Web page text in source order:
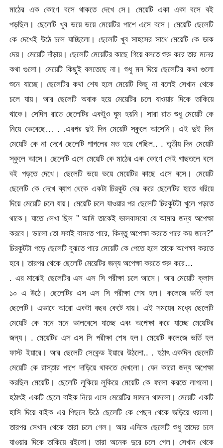
মাঠের এক কোণে বসে থাকতে দেখে সে। মেয়েটি একা একা বসে বই
পড়ছিল। ছেলেটি খুব ভয়ে ভয়ে মেয়েটির পাশে এসে বসে। মেয়েটি ছেলেটি
কে দেখেই উঠে চলে যাচ্ছিলো। ছেলেটি খুব সাহসের সাথে মেয়েটি কে ডাক
দেয়। মেয়েটি দাঁড়ায়। ছেলেটি মেয়েটির কাছে গিয়ে বলতে শুরু করে তার মনের
কথা গুলো। মেয়েটি কিছুই বলতেছে না। শুধু মন দিয়ে ছেলেটির কথা গুলো
শুনে যাচ্ছে। ছেলেটির কথা শেষ হলে মেয়েটি কিছু না বলেই সেখান থেকে
চলে যায়। আর ছেলেটি অবাক হয়ে মেয়েটির চলে যাওয়ার দিকে তাকিয়ে
থাকে। সেদিন রাতে ছেলেটির একটুও ঘুম হয়নি। সারা রাত শুধু মেয়েটি কে
নিয়ে ভেবেছে… . .এরপর দুই দিন মেয়েটি স্কুলে আসেনি। এই দুই দিন
মেয়েটি কে না দেখে ছেলেটি পাগলের মত হয়ে গেছিল.. . তৃতীয় দিন মেয়েটি
স্কুলে আসে। ছেলেটি এসে মেয়েটি কে মাঠের এক কোণে সেই গাছতলে বসে
বই পড়তে দেখে। ছেলেটি ভয়ে ভয়ে মেয়েটির কাছে এসে বসে। মেয়েটি
ছেলেটি কে দেখে ব্যাগ থেকে একটা চিরকুট বের করে ছেলেটির হাতে ধরিয়ে
দিয়ে মেয়েটি চলে যায়। মেয়েটি চলে যাওয়ার পর ছেলেটি চিরকুটটা খুলে পড়তে
থাকে। যাতে লেখা ছিল ” আমি তাকেই ভালবাসবো যে আমার জন্য অপেক্ষা
করবে। ভালো তো সবাই বাসতে পারে, কিন্তু অপেক্ষা করতে পারে কয় জনে?”
চিরকুটটা পড়ে ছেলেটি বুঝতে পারে মেয়েটি কে পেতে হলে তাকে অপেক্ষা করতে
হবে। তারপর থেকে ছেলেটি মেয়েটির জন্য অপেক্ষা করতে শুরু করে…
. এর মাঝেই ছেলেটির এস এস সি পরীক্ষা চলে আসে। আর মেয়েটি ক্লাস
১০ এ উঠে। ছেলেটির এস এস সি পরীক্ষা শেষ হল। কলেজে ভর্তি হল
ছেলেটি। এভাবে আরো একটা বছর কেটে যায়। এই সময়ের মধ্যে ছেলেটি
মেয়েটি কে মনে মনে ভালবেসে যাচ্ছে এবং অপেক্ষা করে যাচ্ছে মেয়েটির
জন্য। . মেয়েটির এস এস সি পরীক্ষা শেষ হল। মেয়েটি কলেজে ভর্তি হল
ফাস্ট ইয়ারে। আর ছেলেটি সেকেন্ড ইয়ারে উঠলো.. . হঠাৎ একদিন ছেলেটি
মেয়েটি কে রাস্তার পাশে দাড়িয়ে থাকতে দেখলো। যেন কারো জন্য অপেক্ষা
করছিল মেয়েটি। ছেলেটি লুকিয়ে লুকিয়ে মেয়েটি কে ফলো করতে লাগলো।
হঠাৎই একটি ছেলে বাইক নিয়ে এসে মেয়েটির সামনে থামলো। মেয়েটি একটি
হাসি দিয়ে বাইক এর পিছনে উঠে ছেলেটি কে পেছন থেকে জড়িয়ে ধরলো।
তারপর সেখান থেকে তারা চলে গেল। আর এদিকে ছেলেটি শুধু তাদের চলে
যাওয়ার দিকে তাকিয়ে রইলো। তারা অনেক দুরে চলে গেল। সেখান থেকে